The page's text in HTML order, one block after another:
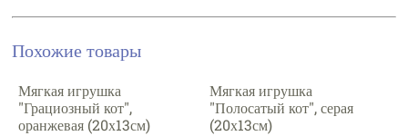
Похожие товары
Мягкая игрушка
"Грациозный кот",
оранжевая (20х13см)
Мягкая игрушка
"Полосатый кот", серая
(20х13см)